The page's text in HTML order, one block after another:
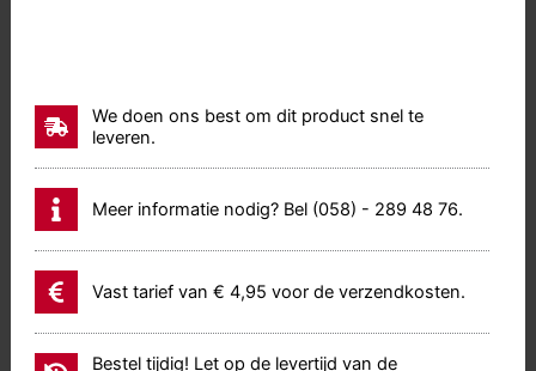
We doen ons best om dit product snel te
leveren.
Meer informatie nodig? Bel (058) - 289 48 76.
Vast tarief van € 4,95 voor de verzendkosten.
Bestel tijdig! Let op de levertijd van de